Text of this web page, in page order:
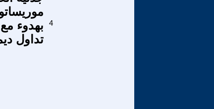
بهدوء
تداول
4